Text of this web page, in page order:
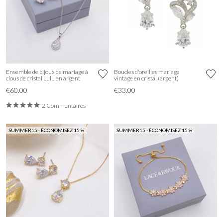
Ensemble de bijoux de mariage à
clous de cristal Lulu en argent
€60.00
2 Commentaires
Boucles d'oreilles mariage
vintage en cristal (argent)
€33.00
SUMMER15 - ÉCONOMISEZ 15 % SUMMER15 - ÉCONOMISEZ 15 %